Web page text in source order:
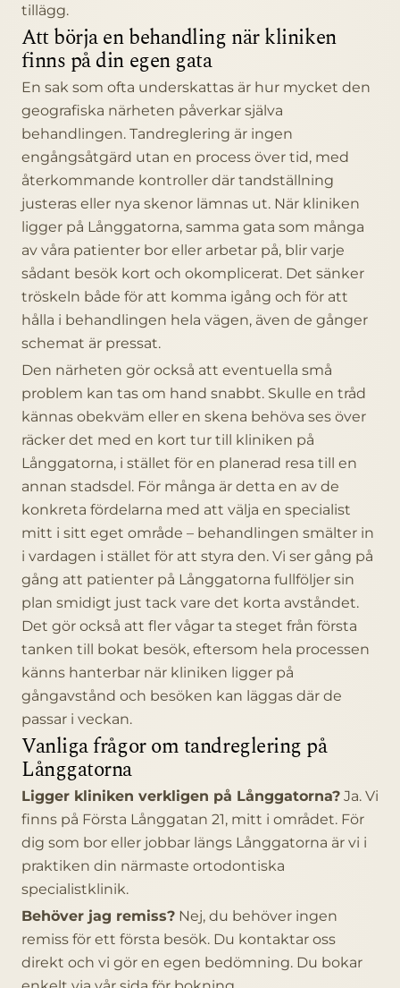
tillägg.
Att börja en behandling när kliniken
finns på din egen gata
En sak som ofta underskattas är hur mycket den
geografiska närheten påverkar själva
behandlingen. Tandreglering är ingen
engångsåtgärd utan en process över tid, med
återkommande kontroller där tandställning
justeras eller nya skenor lämnas ut. När kliniken
ligger på Långgatorna, samma gata som många
av våra patienter bor eller arbetar på, blir varje
sådant besök kort och okomplicerat. Det sänker
tröskeln både för att komma igång och för att
hålla i behandlingen hela vägen, även de gånger
schemat är pressat.
Den närheten gör också att eventuella små
problem kan tas om hand snabbt. Skulle en tråd
kännas obekväm eller en skena behöva ses över
räcker det med en kort tur till kliniken på
Långgatorna, i stället för en planerad resa till en
annan stadsdel. För många är detta en av de
konkreta fördelarna med att välja en specialist
mitt i sitt eget område – behandlingen smälter in
i vardagen i stället för att styra den. Vi ser gång på
gång att patienter på Långgatorna fullföljer sin
plan smidigt just tack vare det korta avståndet.
Det gör också att fler vågar ta steget från första
tanken till bokat besök, eftersom hela processen
känns hanterbar när kliniken ligger på
gångavstånd och besöken kan läggas där de
passar i veckan.
Vanliga frågor om tandreglering på
Långgatorna
Ligger kliniken verkligen på Långgatorna? Ja. Vi
finns på Första Långgatan 21, mitt i området. För
dig som bor eller jobbar längs Långgatorna är vi i
praktiken din närmaste ortodontiska
specialistklinik.
Behöver jag remiss? Nej, du behöver ingen
remiss för ett första besök. Du kontaktar oss
direkt och vi gör en egen bedömning. Du bokar